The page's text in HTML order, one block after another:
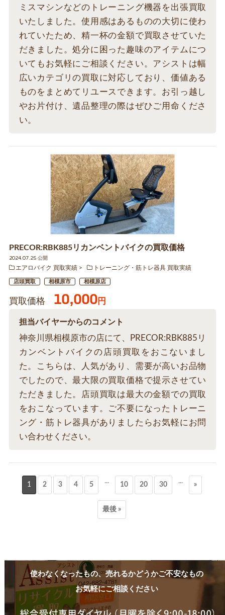
ミスマシンなどのトレーニング機器を出張買取
いたしました。使用感はあるものの大切に使わ
れていたため、精一杯の金額で買取させていた
だきました。処分に困った趣味のアイテムにつ
いてもお気軽にご相談ください。アシストは幅
広いカテゴリの買取に対応しており、価値ある
ものをまとめてリユースできます。お引っ越し
やお片付け、遺品整理の際はぜひご用命くださ
い。
PRECOR:RBK885リカンベントバイクの買取価格
2024.07.25 公開
エアロバイク 買取実績
トレーニング・筋トレ器具 買取実績
店頭買取 相模原市 相模原店
買取価格 10,000円
担当バイヤーからのコメント
神奈川県相模原市の店にて、PRECOR:RBK885リ
カンベントバイクの店頭買取をおこないまし
た。こちらは、人気があり、需要が高いお品物
でしたので、最大限の買取価格で提示させてい
ただきました。店頭買取は最大の金額での買取
をおこなっています。ご不要になったトレーニ
ング・筋トレ器具がありましたらお気軽にお問
い合わせください。
1 2 3 4 5 ... 10 20 30 ... »
最後 »
使わなくなったもの、売れるかどうかご不安なもの
お気軽にご相談ください